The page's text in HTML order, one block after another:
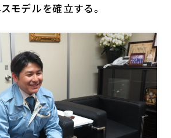
モデルを確立する。